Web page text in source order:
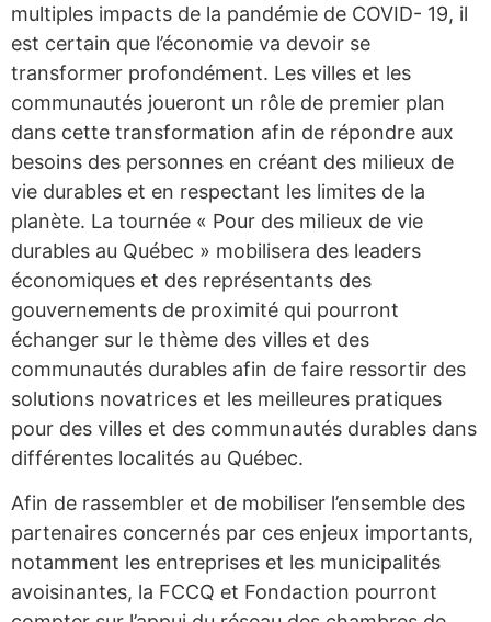
multiples impacts de la pandémie de COVID- 19, il
est certain que l’économie va devoir se
transformer profondément. Les villes et les
communautés joueront un rôle de premier plan
dans cette transformation afin de répondre aux
besoins des personnes en créant des milieux de
vie durables et en respectant les limites de la
planète. La tournée « Pour des milieux de vie
durables au Québec » mobilisera des leaders
économiques et des représentants des
gouvernements de proximité qui pourront
échanger sur le thème des villes et des
communautés durables afin de faire ressortir des
solutions novatrices et les meilleures pratiques
pour des villes et des communautés durables dans
différentes localités au Québec.
Afin de rassembler et de mobiliser l’ensemble des
partenaires concernés par ces enjeux importants,
notamment les entreprises et les municipalités
avoisinantes, la FCCQ et Fondaction pourront